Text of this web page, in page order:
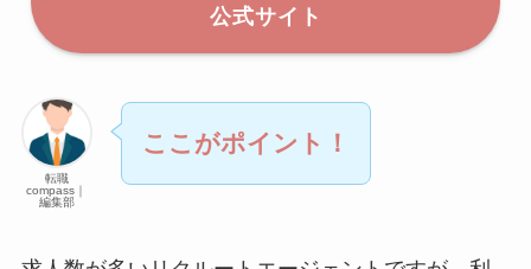
公式サイト
転職
compass｜
編集部
ここがポイント！